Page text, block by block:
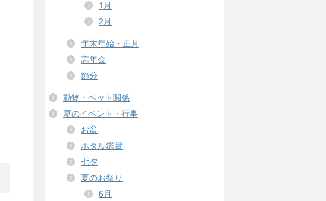
1月
2月
年末年始・正月
忘年会
節分
動物・ペット関係
夏のイベント・行事
お盆
ホタル鑑賞
七夕
夏のお祭り
6月